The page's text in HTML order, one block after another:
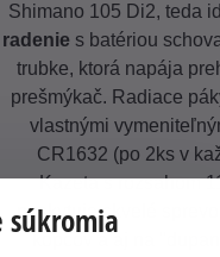
Shimano 105 Di2, teda
radenie s batériou
trubke, ktorá napája
prešmýkač. Radiace
vlastnými
CR1632 (po 2ks v
Kazeta s rozsahom
poskytuje skvelé
kopcov a aj na
súkromia